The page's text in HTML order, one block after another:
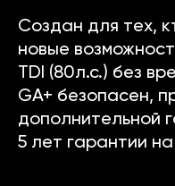
Создан для тех,
новые
TDI (80л.с.) без
GA+ безопасен,
дополнительной
5 лет гарантии на